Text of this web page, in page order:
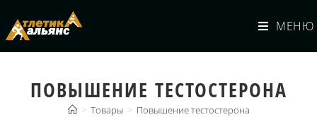
МЕНЮ
ПОВЫШЕНИЕ ТЕСТОСТЕРОНА
> Товары > Повышение тестостерона